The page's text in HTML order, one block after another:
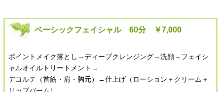
ベーシックフェイシャル 60分 ￥7,000
ポイントメイク落とし→ディープクレンジング→洗顔→フェイシ
ャルオイルトリートメント→
デコルテ（首筋・肩・胸元）→仕上げ（ローション＋クリーム＋
リップバーム）